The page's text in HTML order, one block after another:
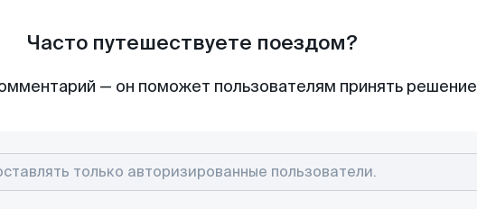
Часто путешествуете поездом?
— он поможет пользователям принять решение